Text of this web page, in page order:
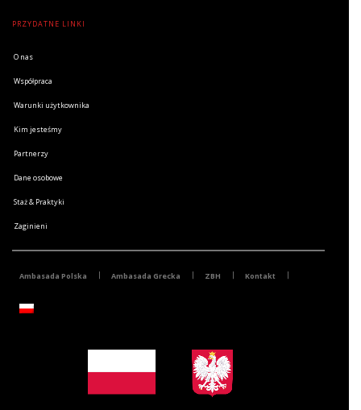
PRZYDATNE LINKI
O nas
Współpraca
Warunki użytkownika
Kim jesteśmy
Partnerzy
Dane osobowe
Staż & Praktyki
Zaginieni
Ambasada Polska Ambasada Grecka ZBH Kontakt